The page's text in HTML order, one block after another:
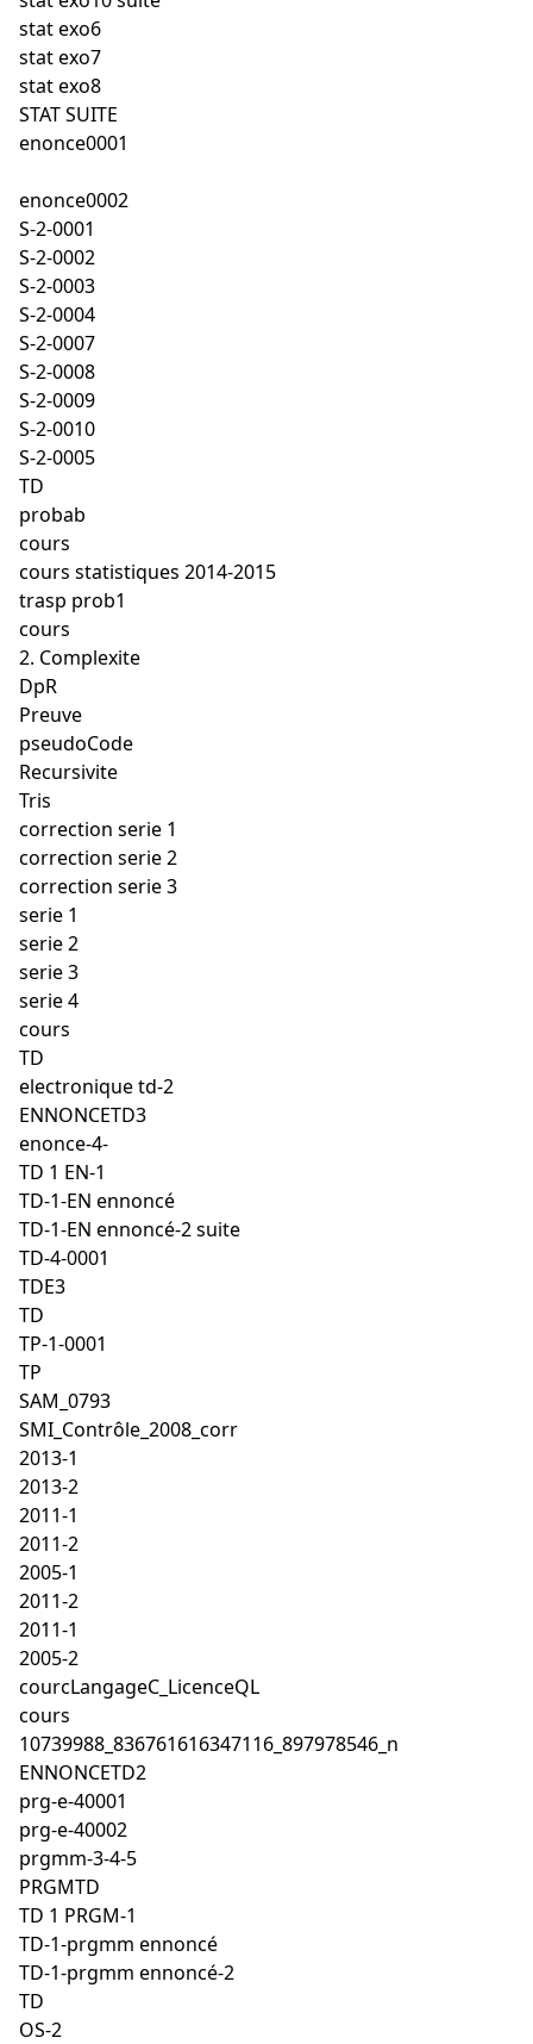
stat exo6
stat exo7
stat exo8
STAT SUITE
enonce0001
enonce0002
S-2-0001
S-2-0002
S-2-0003
S-2-0004
S-2-0007
S-2-0008
S-2-0009
S-2-0010
S-2-0005
TD
probab
cours
cours statistiques 2014-2015
trasp prob1
cours
2. Complexite
DpR
Preuve
pseudoCode
Recursivite
Tris
correction serie 1
correction serie 2
correction serie 3
serie 1
serie 2
serie 3
serie 4
cours
TD
electronique td-2
ENNONCETD3
enonce-4-
TD 1 EN-1
TD-1-EN ennoncé
TD-1-EN ennoncé-2 suite
TD-4-0001
TDE3
TD
TP-1-0001
TP
SAM_0793
SMI_Contrôle_2008_corr
2013-1
2013-2
2011-1
2011-2
2005-1
2011-2
2011-1
2005-2
courcLangageC_LicenceQL
cours
10739988_836761616347116_897978546_n
ENNONCETD2
prg-e-40001
prg-e-40002
prgmm-3-4-5
PRGMTD
TD 1 PRGM-1
TD-1-prgmm ennoncé
TD-1-prgmm ennoncé-2
TD
OS-2